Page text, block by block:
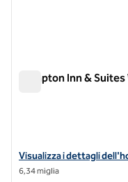
Hampton Inn &
Visualizza i dettagli
Visualizza i dettagli
6,34 miglia